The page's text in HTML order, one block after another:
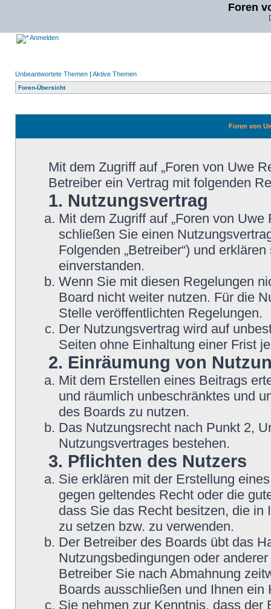
Foren
Anmelden
Unbeantwortete Themen | Aktive Themen
Foren-Übersicht
Foren von
Mit dem Zugriff auf „Foren von Uwe
Betreiber ein Vertrag mit folgenden
1. Nutzungsvertrag
Mit dem Zugriff auf „Foren von Uwe
schließen Sie einen
Folgenden „Betreiber“) und
einverstanden.
Wenn Sie mit diesen Regelungen
Board nicht weiter nutzen. Für die
Stelle veröffentlichten Regelungen.
Der Nutzungsvertrag wird auf
Seiten ohne Einhaltung einer Frist
2. Einräumung von
Mit dem Erstellen eines Beitrags
und räumlich unbeschränktes und
des Boards zu nutzen.
Das Nutzungsrecht nach Punkt 2,
Nutzungsvertrages bestehen.
3. Pflichten des Nutzers
Sie erklären mit der Erstellung
gegen geltendes Recht oder die
dass Sie das Recht besitzen, die
zu setzen bzw. zu verwenden.
Der Betreiber des Boards übt das
Nutzungsbedingungen oder
Betreiber Sie nach Abmahnung
Boards ausschließen und Ihnen ein
Sie nehmen zur Kenntnis, dass der